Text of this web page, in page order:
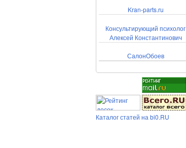
Kran-parts.ru
Консультирующий психолог
Алексей Константинович
СалонОбоев
Каталог статей на bi0.RU